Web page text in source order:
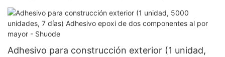
Adhesivo para construcción exterior (1 unidad,